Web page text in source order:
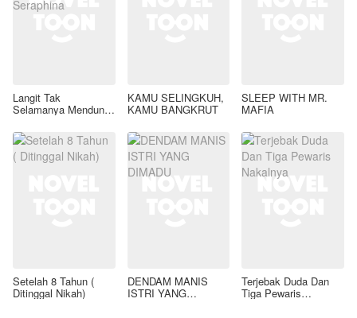
Langit Tak
Selamanya Mendung,
KAMU SELINGKUH,
KAMU BANGKRUT
SLEEP WITH MR.
MAFIA
Setelah 8 Tahun (
Ditinggal Nikah)
DENDAM MANIS
ISTRI YANG
Terjebak Duda Dan
Tiga Pewaris